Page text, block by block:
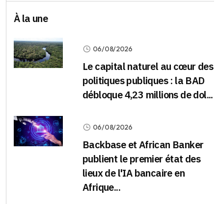
À la une
06/08/2026
Le capital naturel au cœur des
politiques publiques : la BAD
débloque 4,23 millions de dol...
06/08/2026
Backbase et African Banker
publient le premier état des
lieux de l'IA bancaire en
Afrique...